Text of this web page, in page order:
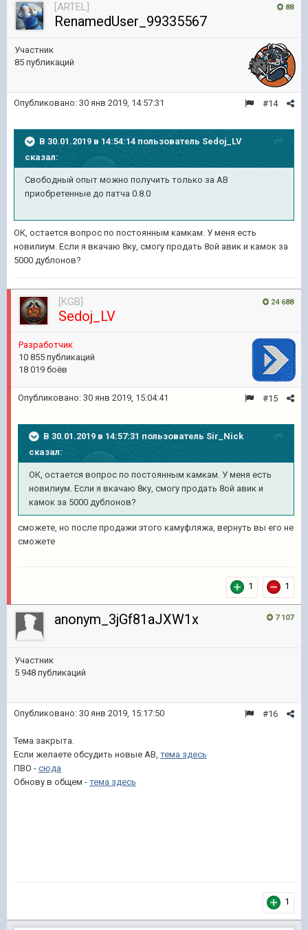
88
[ARTEL]
RenamedUser_99335567
Участник
85 публикаций
#14
Опубликовано: 30 янв 2019, 14:57:31
В 30.01.2019 в 14:54:14 пользователь Sedoj_LV
сказал:
Свободный опыт можно получить только за АВ
приобретенные до патча 0.8.0
ОК, остается вопрос по постоянным камкам. У меня есть
новилиум. Если я вкачаю 8ку, смогу продать 8ой авик и камок за
5000 дублонов?
24 688
[KGB]
Sedoj_LV
Pазработчик
10 855 публикаций
18 019 боёв
#15
Опубликовано: 30 янв 2019, 15:04:41
В 30.01.2019 в 14:57:31 пользователь Sir_Nick
сказал:
ОК, остается вопрос по постоянным камкам. У меня есть
новилиум. Если я вкачаю 8ку, смогу продать 8ой авик и
камок за 5000 дублонов?
сможете, но после продажи этого камуфляжа, вернуть вы его не
сможете
1 1
7 107
anonym_3jGf81aJXW1x
Участник
5 948 публикаций
#16
Опубликовано: 30 янв 2019, 15:17:50
Тема закрыта.
Если желаете обсудить новые АВ, тема здесь
ПВО - сюда
Обнову в общем - тема здесь
1